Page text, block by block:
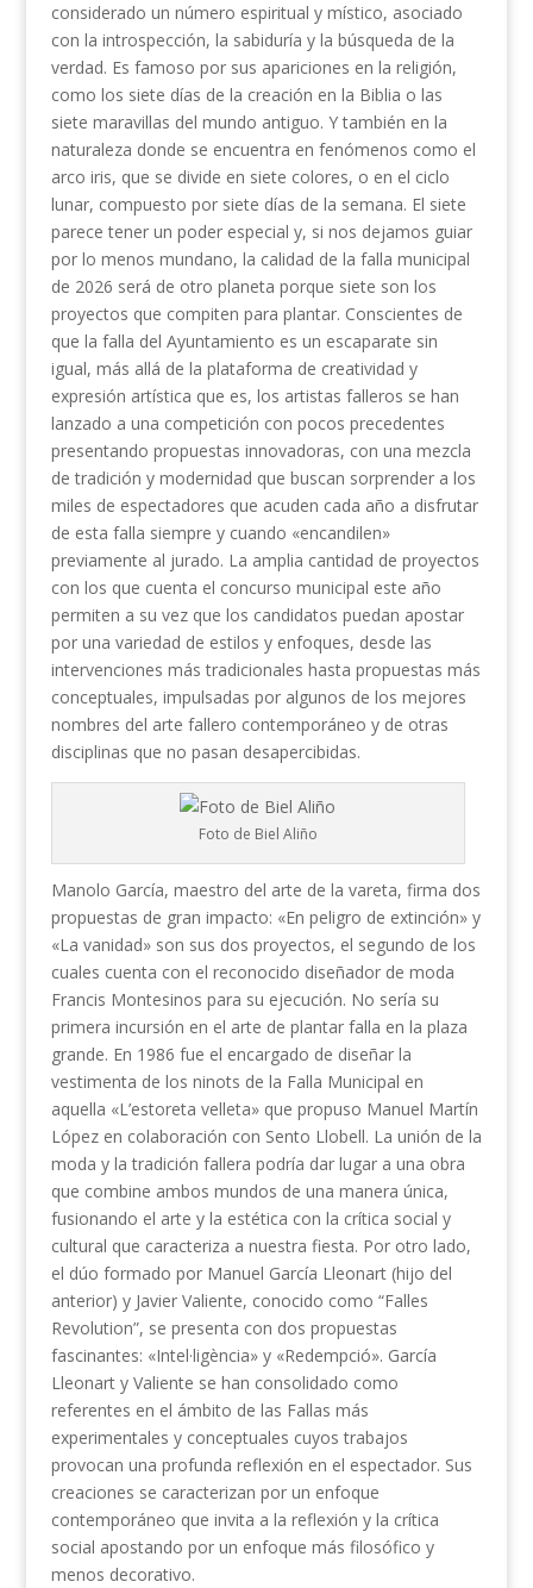
considerado un número espiritual y místico, asociado
con la introspección, la sabiduría y la búsqueda de la
verdad. Es famoso por sus apariciones en la religión,
como los siete días de la creación en la Biblia o las
siete maravillas del mundo antiguo. Y también en la
naturaleza donde se encuentra en fenómenos como el
arco iris, que se divide en siete colores, o en el ciclo
lunar, compuesto por siete días de la semana. El siete
parece tener un poder especial y, si nos dejamos guiar
por lo menos mundano, la calidad de la falla municipal
de 2026 será de otro planeta porque siete son los
proyectos que compiten para plantar. Conscientes de
que la falla del Ayuntamiento es un escaparate sin
igual, más allá de la plataforma de creatividad y
expresión artística que es, los artistas falleros se han
lanzado a una competición con pocos precedentes
presentando propuestas innovadoras, con una mezcla
de tradición y modernidad que buscan sorprender a los
miles de espectadores que acuden cada año a disfrutar
de esta falla siempre y cuando «encandilen»
previamente al jurado. La amplia cantidad de proyectos
con los que cuenta el concurso municipal este año
permiten a su vez que los candidatos puedan apostar
por una variedad de estilos y enfoques, desde las
intervenciones más tradicionales hasta propuestas más
conceptuales, impulsadas por algunos de los mejores
nombres del arte fallero contemporáneo y de otras
disciplinas que no pasan desapercibidas.
Foto de Biel Aliño
Manolo García, maestro del arte de la vareta, firma dos
propuestas de gran impacto: «En peligro de extinción» y
«La vanidad» son sus dos proyectos, el segundo de los
cuales cuenta con el reconocido diseñador de moda
Francis Montesinos para su ejecución. No sería su
primera incursión en el arte de plantar falla en la plaza
grande. En 1986 fue el encargado de diseñar la
vestimenta de los ninots de la Falla Municipal en
aquella «L’estoreta velleta» que propuso Manuel Martín
López en colaboración con Sento Llobell. La unión de la
moda y la tradición fallera podría dar lugar a una obra
que combine ambos mundos de una manera única,
fusionando el arte y la estética con la crítica social y
cultural que caracteriza a nuestra fiesta. Por otro lado,
el dúo formado por Manuel García Lleonart (hijo del
anterior) y Javier Valiente, conocido como “Falles
Revolution”, se presenta con dos propuestas
fascinantes: «Intel·ligència» y «Redempció». García
Lleonart y Valiente se han consolidado como
referentes en el ámbito de las Fallas más
experimentales y conceptuales cuyos trabajos
provocan una profunda reflexión en el espectador. Sus
creaciones se caracterizan por un enfoque
contemporáneo que invita a la reflexión y la crítica
social apostando por un enfoque más filosófico y
menos decorativo.